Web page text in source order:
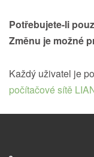
Potřebujete-li
Změnu je možné
Každý uživatel je
počítačové sítě